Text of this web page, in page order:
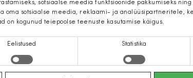
sotsiaalse meedia funktsioonide pakkumiseks
oma sotsiaalse meedia, reklaami- ja analüüsipartneritele,
on kogunud teiepoolse teenuste kasutamise käigus.
Eelistused Statistika